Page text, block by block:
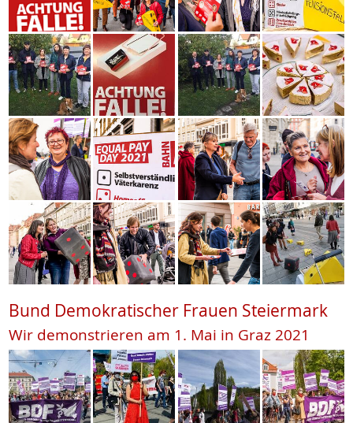
Bund Demokratischer Frauen Steiermark
Wir demonstrieren am 1. Mai in Graz 2021